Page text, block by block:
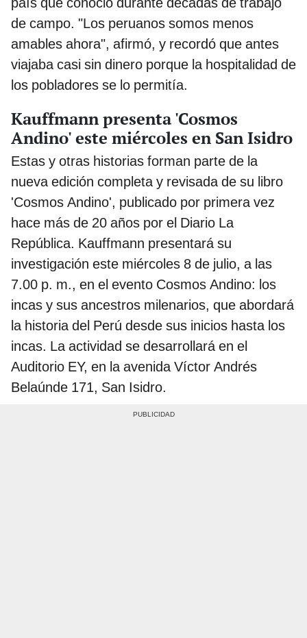
de campo. "Los peruanos somos menos
amables ahora", afirmó, y recordó que antes
viajaba casi sin dinero porque la hospitalidad de
los pobladores se lo permitía.
Kauffmann presenta 'Cosmos
Andino' este miércoles en San Isidro
Estas y otras historias forman parte de la
nueva edición completa y revisada de su libro
'Cosmos Andino', publicado por primera vez
hace más de 20 años por el Diario La
República. Kauffmann presentará su
investigación este miércoles 8 de julio, a las
7.00 p. m., en el evento Cosmos Andino: los
incas y sus ancestros milenarios, que abordará
la historia del Perú desde sus inicios hasta los
incas. La actividad se desarrollará en el
Auditorio EY, en la avenida Víctor Andrés
Belaúnde 171, San Isidro.